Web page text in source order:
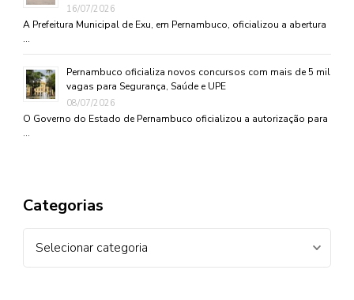
16/07/2026
A Prefeitura Municipal de Exu, em Pernambuco, oficializou a abertura
…
Pernambuco oficializa novos concursos com mais de 5 mil
vagas para Segurança, Saúde e UPE
08/07/2026
O Governo do Estado de Pernambuco oficializou a autorização para
…
Categorias